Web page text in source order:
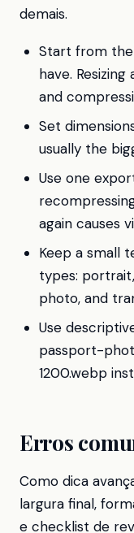
demais.
Start from the
have.
and
Set
usually the
Use one
again causes
Keep a small
types:
photo, and
Use
passport-
1200.webp
Erros
Como dica
largura final,
e checklist de